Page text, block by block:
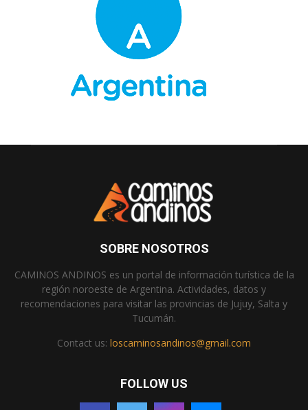
SOBRE NOSOTROS
CAMINOS ANDINOS es un portal de información turística de la
región noroeste de Argentina. Actividades, datos y
recomendaciones para visitar las provincias de Jujuy, Salta y
Tucumán.
Contact us: loscaminosandinos@gmail.com
FOLLOW US